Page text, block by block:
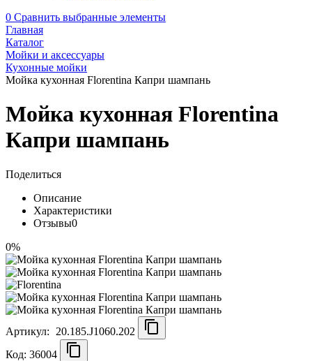
0 Сравнить выбранные элементы
Главная
Каталог
Мойки и аксессуары
Кухонные мойки
Мойка кухонная Florentina Капри шампань
Мойка кухонная Florentina
Капри шампань
Поделиться
Описание
Характеристики
Отзывы0
0%
Артикул:
20.185.J1060.202
Код: 36004